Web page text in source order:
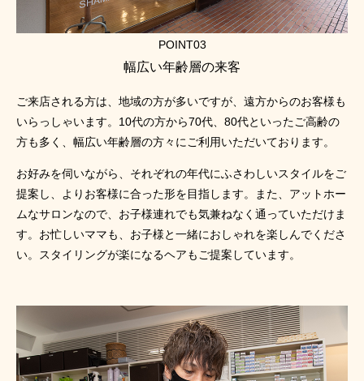
POINT03
幅広い年齢層の来客
ご来店される方は、地域の方が多いですが、遠方からのお客様も
いらっしゃいます。10代の方から70代、80代といったご高齢の
方も多く、幅広い年齢層の方々にご利用いただいております。
お好みを伺いながら、それぞれの年代にふさわしいスタイルをご
提案し、よりお客様に合った形を目指します。また、アットホー
ムなサロンなので、お子様連れでも気兼ねなく通っていただけま
す。お忙しいママも、お子様と一緒におしゃれを楽しんでくださ
い。スタイリングが楽になるヘアもご提案しています。